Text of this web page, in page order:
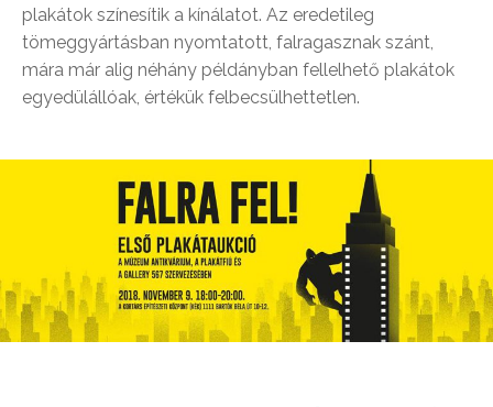
plakátok színesítik a kínálatot. Az eredetileg
tömeggyártásban nyomtatott, falragasznak szánt,
mára már alig néhány példányban fellelhető plakátok
egyedülállóak, értékük felbecsülhettetlen.